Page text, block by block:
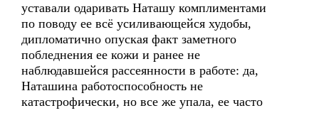
уставали одаривать Наташу комплиментами
по поводу ее всё усиливающейся худобы,
дипломатично опуская факт заметного
побледнения ее кожи и ранее не
наблюдавшейся рассеянности в работе: да,
Наташина работоспособность не
катастрофически, но все же упала, ее часто